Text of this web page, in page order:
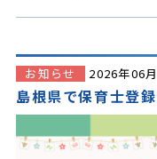
お知らせ 2026年06
島根県で保育士登